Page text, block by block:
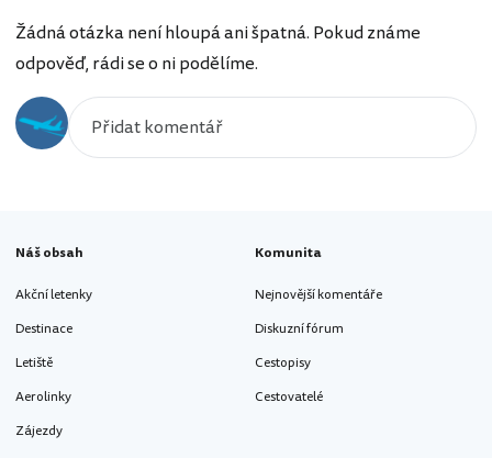
Žádná otázka není hloupá ani špatná. Pokud známe
odpověď, rádi se o ni podělíme.
Náš obsah
Akční letenky
Destinace
Letiště
Aerolinky
Zájezdy
Komunita
Nejnovější komentáře
Diskuzní fórum
Cestopisy
Cestovatelé